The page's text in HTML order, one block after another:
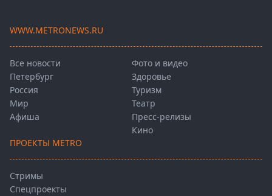
WWW.METRONEWS.RU
Все новости
Петербург
Россия
Мир
Афиша
Фото и видео
Здоровье
Туризм
Театр
Пресс-релизы
Кино
ПРОЕКТЫ METRO
Стримы
Спецпроекты